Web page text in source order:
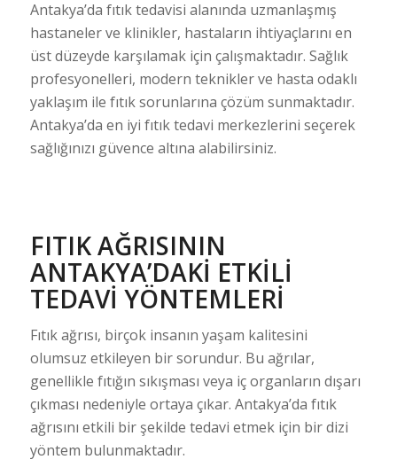
Antakya’da fıtık tedavisi alanında uzmanlaşmış
hastaneler ve klinikler, hastaların ihtiyaçlarını en
üst düzeyde karşılamak için çalışmaktadır. Sağlık
profesyonelleri, modern teknikler ve hasta odaklı
yaklaşım ile fıtık sorunlarına çözüm sunmaktadır.
Antakya’da en iyi fıtık tedavi merkezlerini seçerek
sağlığınızı güvence altına alabilirsiniz.
FITIK AĞRISININ
ANTAKYA’DAKI ETKILI
TEDAVI YÖNTEMLERI
Fıtık ağrısı, birçok insanın yaşam kalitesini
olumsuz etkileyen bir sorundur. Bu ağrılar,
genellikle fıtığın sıkışması veya iç organların dışarı
çıkması nedeniyle ortaya çıkar. Antakya’da fıtık
ağrısını etkili bir şekilde tedavi etmek için bir dizi
yöntem bulunmaktadır.